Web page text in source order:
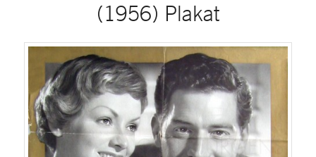
(1956) Plakat